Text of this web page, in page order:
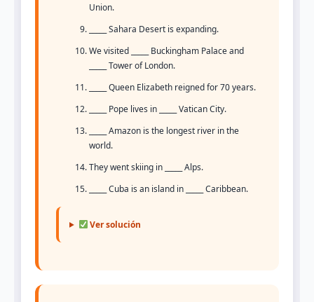
Union.
_____ Sahara Desert is expanding.
We visited _____ Buckingham Palace and
_____ Tower of London.
_____ Queen Elizabeth reigned for 70 years.
_____ Pope lives in _____ Vatican City.
_____ Amazon is the longest river in the
world.
They went skiing in _____ Alps.
_____ Cuba is an island in _____ Caribbean.
Ver solución